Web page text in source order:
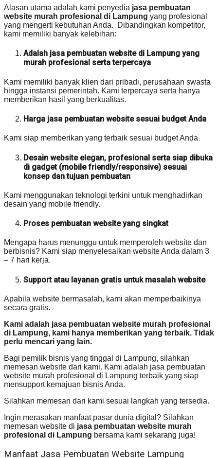
Alasan utama adalah kami penyedia jasa pembuatan
website murah profesional di Lampung yang profesional
yang mengerti kebutuhan Anda. Dibandingkan kompetitor,
kami memiliki banyak kelebihan:
Adalah jasa pembuatan website di Lampung yang
murah profesional serta terpercaya
Kami memiliki banyak klien dari pribadi, perusahaan swasta
hingga instansi pemerintah. Kami terpercaya serta hanya
memberikan hasil yang berkualitas.
Harga jasa pembuatan website sesuai budget Anda
Kami siap memberikan yang terbaik sesuai budget Anda.
Desain website elegan, profesional serta siap dibuka
di gadget (mobile friendly/responsive) sesuai
konsep dan tujuan pembuatan
Kami menggunakan teknologi terkini untuk menghadirkan
desain yang mobile friendly.
Proses pembuatan website yang singkat
Mengapa harus menunggu untuk memperoleh website dan
berbisnis? Kami siap menyelesaikan website Anda dalam 3
– 7 hari kerja.
Support atau layanan gratis untuk masalah website
Apabila website bermasalah, kami akan memperbaikinya
secara gratis.
Kami adalah jasa pembuatan website murah profesional
di Lampung, kami hanya memberikan yang terbaik. Tidak
perlu mencari yang lain.
Bagi pemilik bisnis yang tinggal di Lampung, silahkan
memesan website dari kami. Kami adalah jasa pembuatan
website murah profesional di Lampung terbaik yang siap
mensupport kemajuan bisnis Anda.
Silahkan memesan dari kami sesuai langkah yang tersedia.
Ingin merasakan manfaat pasar dunia digital? Silahkan
memesan website di jasa pembuatan website murah
profesional di Lampung bersama kami sekarang juga!
Manfaat Jasa Pembuatan Website Lampung